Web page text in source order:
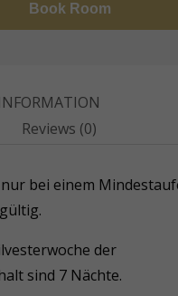
Reviews (0)
nur bei einem
der
sind 7 Nächte.
Book Room